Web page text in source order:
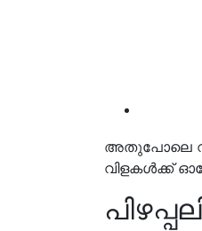
അതുപോലെ
വിളകള്‍ക്ക്